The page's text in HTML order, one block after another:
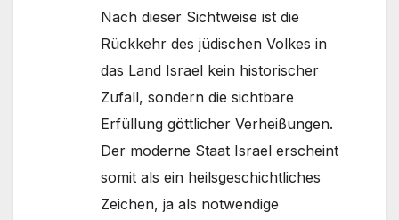
Nach dieser Sichtweise ist die
Rückkehr des jüdischen Volkes in
das Land Israel kein historischer
Zufall, sondern die sichtbare
Erfüllung göttlicher Verheißungen.
Der moderne Staat Israel erscheint
somit als ein heilsgeschichtliches
Zeichen, ja als notwendige